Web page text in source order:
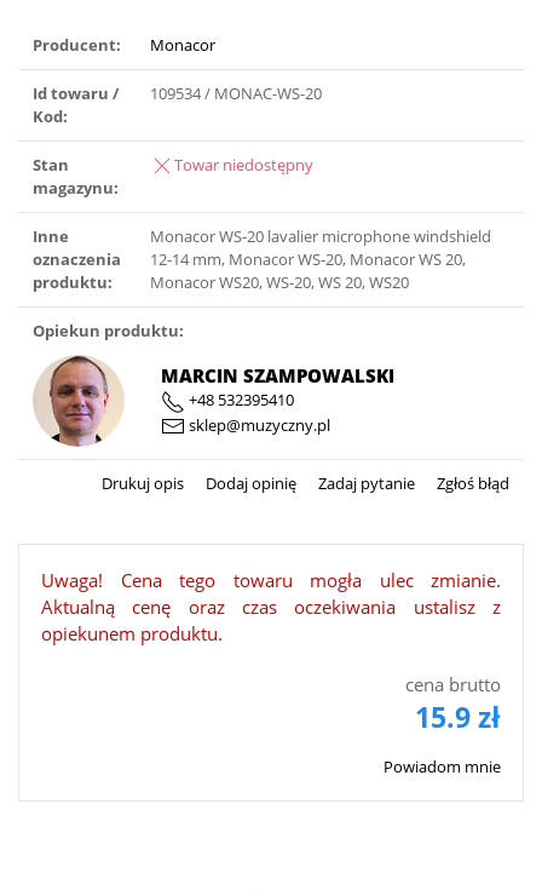
Producent: Monacor
Id towaru /
Kod:
109534 / MONAC-WS-20
Stan
magazynu:
Towar niedostępny
Inne
oznaczenia
produktu:
Monacor WS-20 lavalier microphone windshield
12-14 mm, Monacor WS-20, Monacor WS 20,
Monacor WS20, WS-20, WS 20, WS20
Opiekun produktu:
MARCIN SZAMPOWALSKI
+48 532395410
sklep@muzyczny.pl
Drukuj opis Dodaj opinię Zadaj pytanie Zgłoś błąd
Uwaga! Cena tego towaru mogła ulec zmianie.
Aktualną cenę oraz czas oczekiwania ustalisz z
opiekunem produktu.
cena brutto
15.9 zł
Powiadom mnie